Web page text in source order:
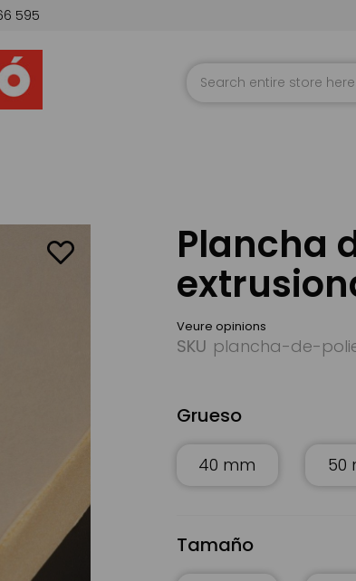
595
Plancha
Veure opinions
SKU plancha-de-
Grueso
40 mm 50
Tamaño